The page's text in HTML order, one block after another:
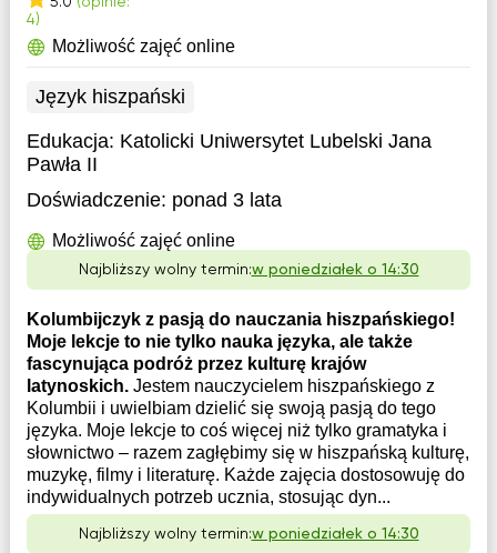
4)
Możliwość zajęć online
Język hiszpański
Edukacja: Katolicki Uniwersytet Lubelski Jana
Pawła II
Doświadczenie: ponad 3 lata
Możliwość zajęć online
Najbliższy wolny termin:w poniedziałek o 14:30
Kolumbijczyk z pasją do nauczania hiszpańskiego!
Moje lekcje to nie tylko nauka języka, ale także
fascynująca podróż przez kulturę krajów
latynoskich. Jestem nauczycielem hiszpańskiego z
Kolumbii i uwielbiam dzielić się swoją pasją do tego
języka. Moje lekcje to coś więcej niż tylko gramatyka i
słownictwo – razem zagłębimy się w hiszpańską kulturę,
muzykę, filmy i literaturę. Każde zajęcia dostosowuję do
indywidualnych potrzeb ucznia, stosując dyn...
Najbliższy wolny termin:w poniedziałek o 14:30